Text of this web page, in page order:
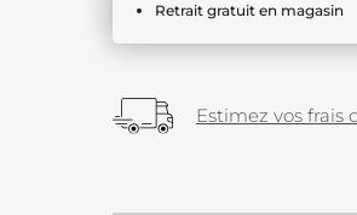
Retrait gratuit en magasin
Estimez vos frais